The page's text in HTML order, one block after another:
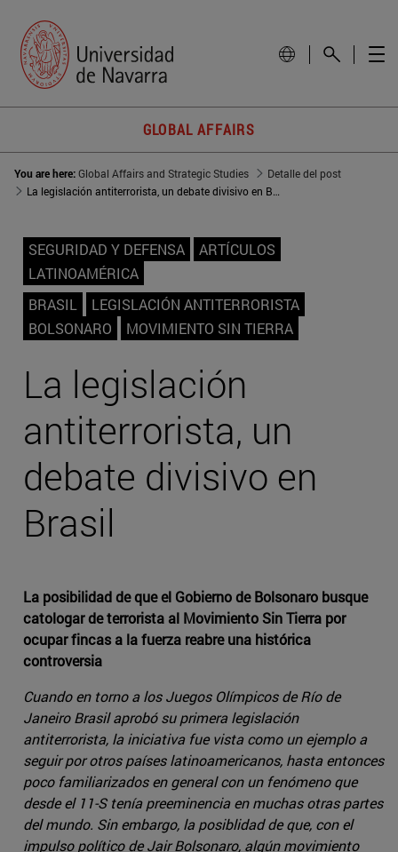
GLOBAL AFFAIRS
You are here:Global Affairs and Strategic Studies
Detalle del post
La legislación antiterrorista, un debate divisivo en Brasil
SEGURIDAD Y DEFENSA
ARTÍCULOS
LATINOAMÉRICA
BRASIL
LEGISLACIÓN ANTITERRORISTA
BOLSONARO
MOVIMIENTO SIN TIERRA
La legislación
antiterrorista, un
debate divisivo en
Brasil
La posibilidad de que el Gobierno de Bolsonaro busque
catologar de terrorista al Movimiento Sin Tierra por
ocupar fincas a la fuerza reabre una histórica
controversia
Cuando en torno a los Juegos Olímpicos de Río de
Janeiro Brasil aprobó su primera legislación
antiterrorista, la iniciativa fue vista como un ejemplo a
seguir por otros países latinoamericanos, hasta entonces
poco familiarizados en general con un fenómeno que
desde el 11-S tenía preeminencia en muchas otras partes
del mundo. Sin embargo, la posiblidad de que, con el
impulso político de Jair Bolsonaro, algún movimiento